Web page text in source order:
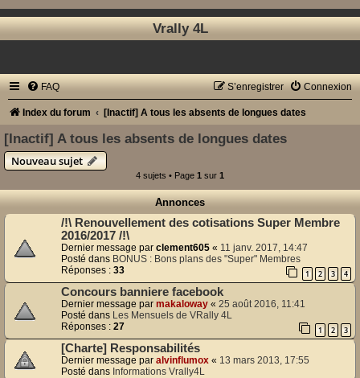
Vrally 4L
FAQ Connexion
S’enregistrer
Index du forum [Inactif] A tous les absents de longues dates
[Inactif] A tous les absents de longues dates
Nouveau sujet
4 sujets • Page 1 sur 1
Annonces
/!\ Renouvellement des cotisations Super Membre
2016/2017 /!\
Dernier message par clement605 « 11 janv. 2017, 14:47
Posté dans BONUS : Bons plans des "Super" Membres
Réponses : 33 1 2 3 4
Concours banniere facebook
Dernier message par makaloway « 25 août 2016, 11:41
Posté dans Les Mensuels de VRally 4L
Réponses : 27 1 2 3
[Charte] Responsabilités
Dernier message par alvinflumox « 13 mars 2013, 17:55
Posté dans Informations Vrally4L